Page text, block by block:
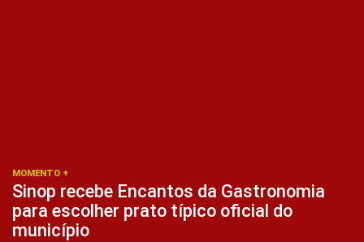
MOMENTO +
Sinop recebe Encantos da Gastronomia
para escolher prato típico oficial do
município